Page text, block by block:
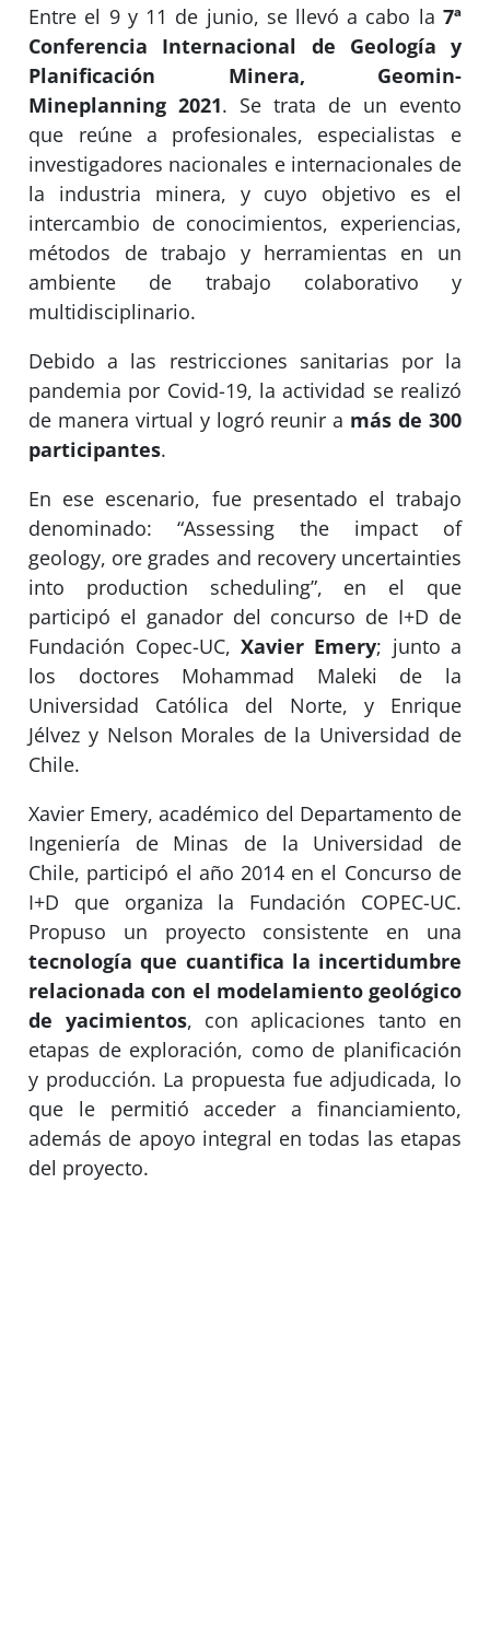
Entre el 9 y 11 de junio, se llevó a cabo la 7ª
Conferencia Internacional de Geología y
Planificación Minera, Geomin-
Mineplanning 2021. Se trata de un evento
que reúne a profesionales, especialistas e
investigadores nacionales e internacionales de
la industria minera, y cuyo objetivo es el
intercambio de conocimientos, experiencias,
métodos de trabajo y herramientas en un
ambiente de trabajo colaborativo y
multidisciplinario.
Debido a las restricciones sanitarias por la
pandemia por Covid-19, la actividad se realizó
de manera virtual y logró reunir a más de 300
participantes.
En ese escenario, fue presentado el trabajo
denominado: “Assessing the impact of
geology, ore grades and recovery uncertainties
into production scheduling”, en el que
participó el ganador del concurso de I+D de
Fundación Copec-UC, Xavier Emery; junto a
los doctores Mohammad Maleki de la
Universidad Católica del Norte, y Enrique
Jélvez y Nelson Morales de la Universidad de
Chile.
Xavier Emery, académico del Departamento de
Ingeniería de Minas de la Universidad de
Chile, participó el año 2014 en el Concurso de
I+D que organiza la Fundación COPEC-UC.
Propuso un proyecto consistente en una
tecnología que cuantifica la incertidumbre
relacionada con el modelamiento geológico
de yacimientos, con aplicaciones tanto en
etapas de exploración, como de planificación
y producción. La propuesta fue adjudicada, lo
que le permitió acceder a financiamiento,
además de apoyo integral en todas las etapas
del proyecto.